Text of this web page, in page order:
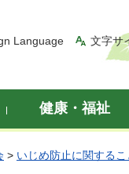
Language 文字サ
健康・福祉
> いじめ防止に関するこ